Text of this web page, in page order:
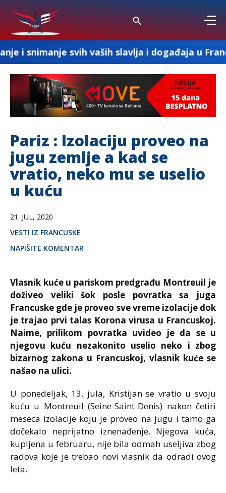
svih vaših slavlja i događaja u Francuskoj
Pariz : Izolaciju proveo na
jugu zemlje a kad se
vratio, neko mu se uselio
u kuću
21. JUL, 2020
VESTI IZ FRANCUSKE
NAPIŠITE KOMENTAR
Vlasnik kuće u pariskom predgrađu Montreuil je
doživeo veliki šok posle povratka sa juga
Francuske gde je proveo sve vreme izolacije dok
je trajao prvi talas Korona virusa u Francuskoj.
Naime, prilikom povratka uvideo je da se u
njegovu kuću nezakonito uselio neko i zbog
bizarnog zakona u Francuskoj, vlasnik kuće se
našao na ulici.
U ponedeljak, 13. jula, Kristijan se vratio u svoju
kuću u Montreuil (Seine-Saint-Denis) nakon četiri
meseca izolacije koju je proveo na jugu i tamo ga
dočekalo neprijatno iznenađenje. Njegova kuća,
kupljena u februaru, nije bila odmah useljiva zbog
radova koje je trebao novi vlasnik da odradi ovog
leta.